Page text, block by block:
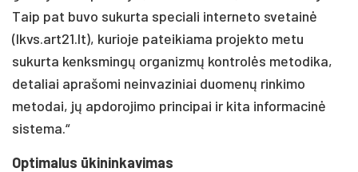
Taip pat buvo sukurta speciali interneto svetainė
(lkvs.art21.lt), kurioje pateikiama projekto metu
sukurta kenksmingų organizmų kontrolės metodika,
detaliai aprašomi neinvaziniai duomenų rinkimo
metodai, jų apdorojimo principai ir kita informacinė
sistema.“
Optimalus ūkininkavimas